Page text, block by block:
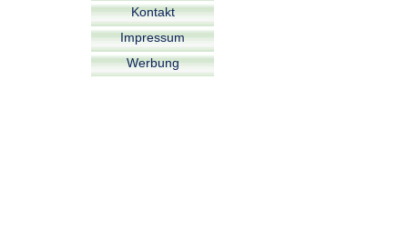
Kontakt
Impressum
Werbung